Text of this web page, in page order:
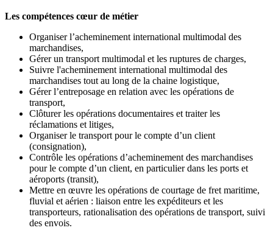
Les compétences cœur de métier
Organiser l’acheminement international multimodal des
marchandises,
Gérer un transport multimodal et les ruptures de charges,
Suivre l'acheminement international multimodal des
marchandises tout au long de la chaine logistique,
Gérer l’entreposage en relation avec les opérations de
transport,
Clôturer les opérations documentaires et traiter les
réclamations et litiges,
Organiser le transport pour le compte d’un client
(consignation),
Contrôle les opérations d’acheminement des marchandises
pour le compte d’un client, en particulier dans les ports et
aéroports (transit),
Mettre en œuvre les opérations de courtage de fret maritime,
fluvial et aérien : liaison entre les expéditeurs et les
transporteurs, rationalisation des opérations de transport, suivi
des envois.